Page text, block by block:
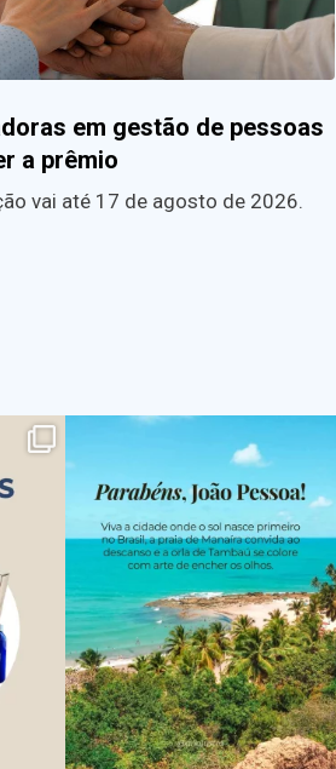
em gestão de pessoas
a prêmio
vai até 17 de agosto de 2026.